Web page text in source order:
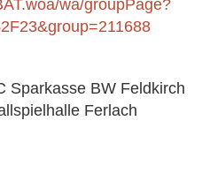
wa/groupPage?
Sparkasse BW Feldkirch
Ferlach